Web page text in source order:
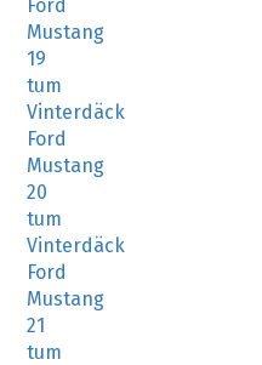
Ford
Mustang
19
tum
Vinterdäck
Ford
Mustang
20
tum
Vinterdäck
Ford
Mustang
21
tum